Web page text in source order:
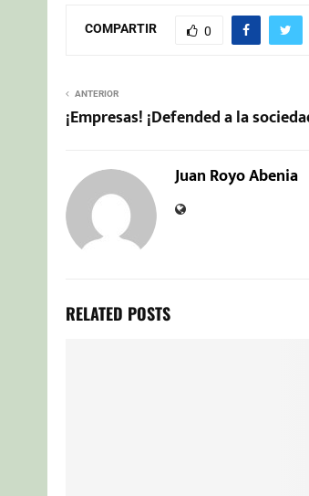
COMPARTIR 0
ANTERIOR
¡Empresas! ¡Defended a la
Juan Royo Abenia
RELATED POSTS